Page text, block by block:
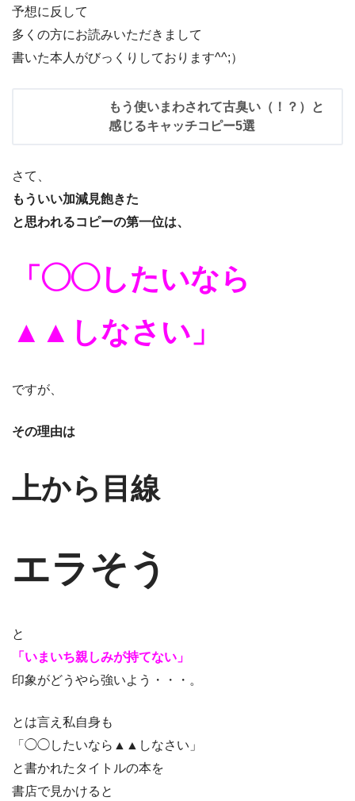
予想に反して
多くの方にお読みいただきまして
書いた本人がびっくりしております^^;）
もう使いまわされて古臭い（！？）と
感じるキャッチコピー5選
さて、
もういい加減見飽きた
と思われるコピーの第一位は、
「◯◯したいなら
▲▲しなさい」
ですが、
その理由は
上から目線
エラそう
と
「いまいち親しみが持てない」
印象がどうやら強いよう・・・。
とは言え私自身も
「◯◯したいなら▲▲しなさい」
と書かれたタイトルの本を
書店で見かけると